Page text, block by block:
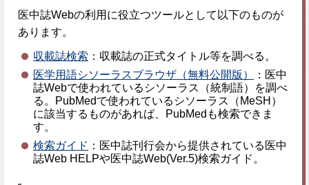
医中誌Webの利用に役立つツールとして以下のものが
あります。
収載誌検索 ：収載誌の正式タイトル等を調べる。
医学用語シソーラスブラウザ（無料公開版）
：医中
誌Webで使われているシソーラス（統制語）を調べ
る。PubMedで使われているシソーラス（MeSH）
に該当するものがあれば、PubMedも検索できま
す。
検索ガイド ：医中誌刊行会から提供されている医中
誌Web HELPや医中誌Web(Ver.5)検索ガイド。